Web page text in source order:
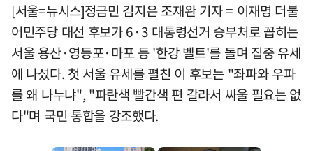
[서울=뉴시스]정금민 김지은 조재완 기자 = 이재명 더불
어민주당 대선 후보가 6·3 대통령선거 승부처로 꼽히는
서울 용산·영등포·마포 등 '한강 벨트'를 돌며 집중 유세
에 나섰다. 첫 서울 유세를 펼친 이 후보는 "좌파와 우파
를 왜 나누냐", "파란색 빨간색 편 갈라서 싸울 필요는 없
다"며 국민 통합을 강조했다.